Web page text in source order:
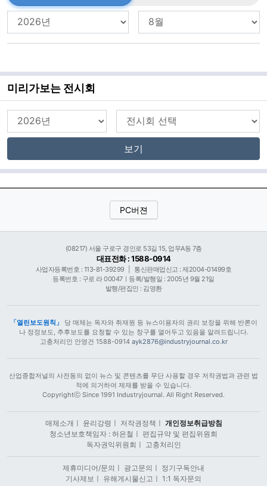
미리가보는 전시회
보기
PC버젼
(08217) 서울 구로구 경인로 53길 15, 업무A동 7층
대표전화 : 1588-0914
사업자등록번호 : 113-81-39299
통신판매업신고 : 제2004-01499호
등록번호 : 구로 라 00047ㅣ등록/발행일 : 2005년 9월 21일
발행/편집인 : 김영환
「열린보도원칙」
당 매체는 독자와 취재원 등 뉴스이용자의 권리 보장을 위해 반론이
나 정정보도, 추후보도를 요청할 수 있는 창구를 열어두고 있음을 알려드립니다.
고충처리인 안영건 1588-0914 ayk2876@industryjournal.co.kr
산업종합저널의 사전동의 없이 뉴스 및 콘텐츠를 무단 사용할 경우 저작권법과 관련 법
적에 의거하여 제재를 받을 수 있습니다.
Copyrightⓒ Since 1991 Industryjournal. All Right Reserved.
매체소개 ㅣ 윤리강령 ㅣ 저작권정책 ㅣ 개인정보취급방침
청소년보호책임자 : 허은철 ㅣ 편집규약 및 편집위원회
독자권익위원회 ㅣ 고충처리인
제휴미디어/문의 ㅣ 광고문의 ㅣ 정기구독안내
기사제보 ㅣ 유해게시물신고 ㅣ 1:1 독자문의